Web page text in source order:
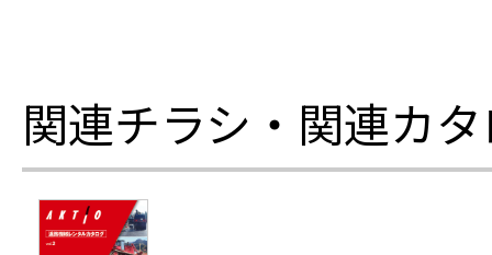
関連チラシ・関連カ